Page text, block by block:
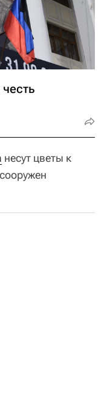
несут цветы к